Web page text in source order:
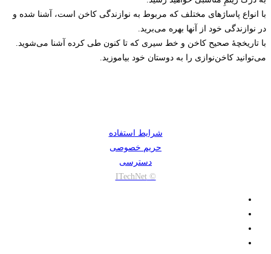
با انواع پاساژهای مختلف که مربوط به نوازندگی کاخن است، آشنا شده و
در نوازندگی خود از آنها بهره می‌برید.
با تاریخچۀ صحیح کاخن و خط سیری که تا کنون طی کرده آشنا می‌شوید.
می‌توانید کاخن‌نوازی را به دوستان خود بیاموزید.
شرایط استفاده
حریم خصوصی
دسترسی
© ITechNet